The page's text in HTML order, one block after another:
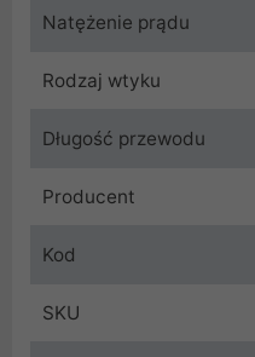
Natężenie prądu
Rodzaj wtyku
Długość przewodu
Producent
Kod
SKU